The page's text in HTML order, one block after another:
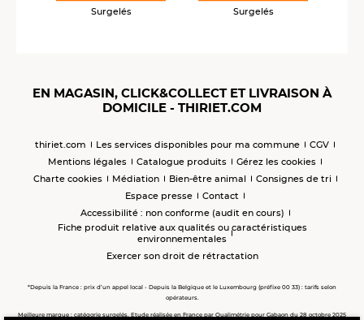
Surgelés Surgelés
EN MAGASIN, CLICK&COLLECT ET LIVRAISON À
DOMICILE - THIRIET.COM
thiriet.com Les services disponibles pour ma commune
CGV
Mentions légales
Catalogue produits
Gérez les cookies
Charte cookies
Médiation Bien-être animal
Consignes de tri
Espace presse
Contact
Accessibilité : non conforme (audit en cours)
Fiche produit relative aux qualités ou caractéristiques
environnementales
Exercer son droit de rétractation
*Depuis la France : prix d’un appel local - Depuis la Belgique et le Luxembourg (préfixe 00 33) : tarifs selon
opérateurs.
Meilleure marque : catégorie surgelés. Etude réalisée en France par Qualimétrie pour Gabaon du 28 octobre 2025